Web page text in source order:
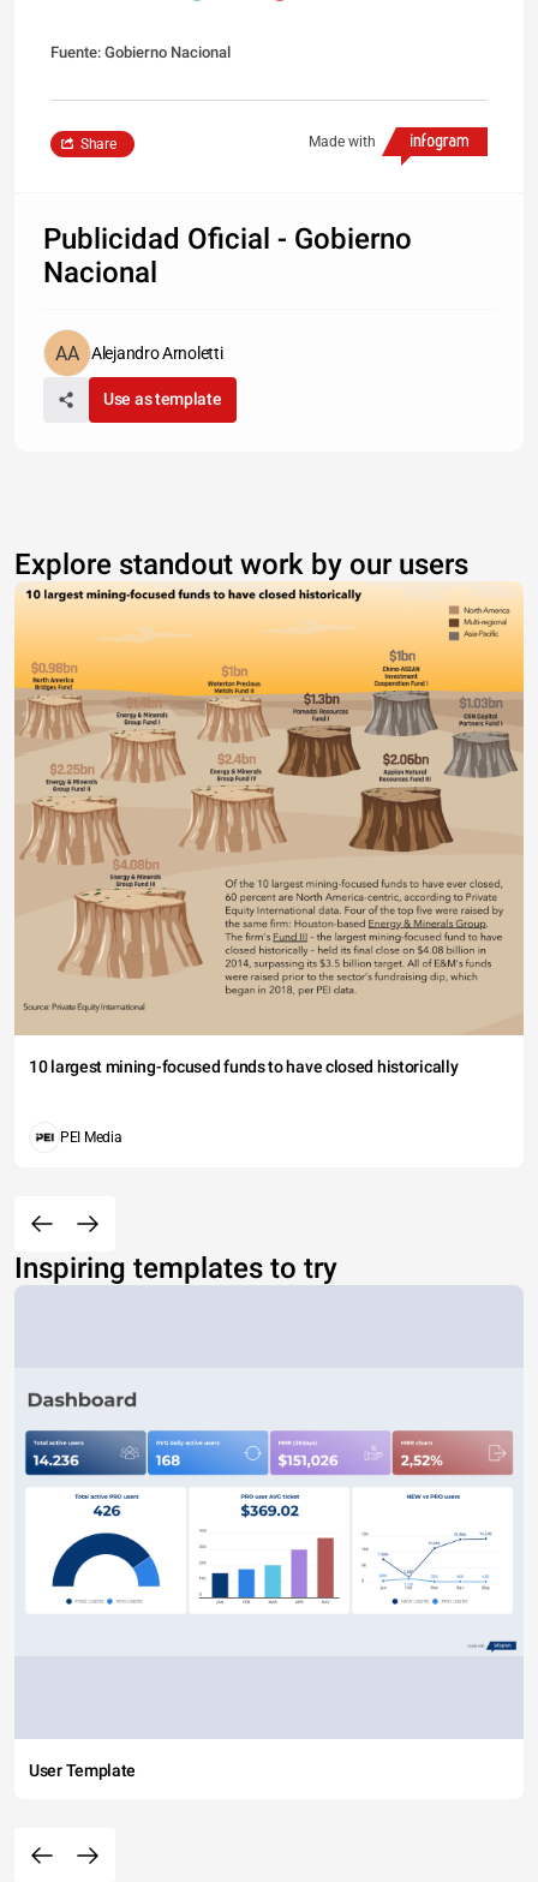
Fuente: Gobierno Nacional
Made with
Share
Publicidad Oficial - Gobierno
Nacional
Alejandro Arnoletti
Use as template
Explore standout work by our users
10 largest mining-focused funds to have closed historically
PEI Media
Inspiring templates to try
User Template